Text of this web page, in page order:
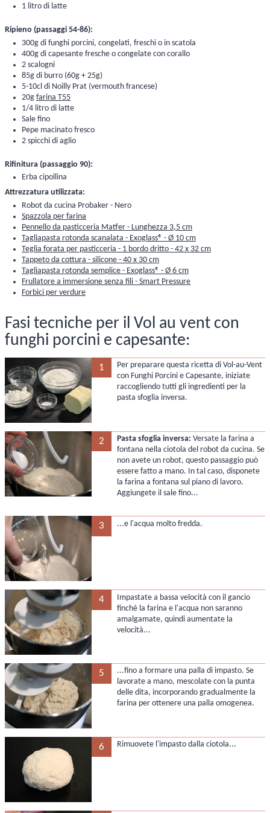
1 litro di latte
Ripieno (passaggi 54-86):
300g di funghi porcini, congelati, freschi o in scatola
400g di capesante fresche o congelate con corallo
2 scalogni
85g di burro (60g + 25g)
5-10cl di Noilly Prat (vermouth francese)
20g farina T55
1/4 litro di latte
Sale fino
Pepe macinato fresco
2 spicchi di aglio
Rifinitura (passaggio 90):
Erba cipollina
Attrezzatura utilizzata:
Robot da cucina Probaker - Nero
Spazzola per farina
Pennello da pasticceria Matfer - Lunghezza 3,5 cm
Tagliapasta rotonda scanalata - Exoglass® - Ø 10 cm
Teglia forata per pasticceria - 1 bordo dritto - 42 x 32 cm
Tappeto da cottura - silicone - 40 x 30 cm
Tagliapasta rotonda semplice - Exoglass® - Ø 6 cm
Frullatore a immersione senza fili - Smart Pressure
Forbici per verdure
Fasi tecniche per il Vol au vent con
funghi porcini e capesante:
1
Per preparare questa ricetta di Vol-au-Vent
con Funghi Porcini e Capesante, iniziate
raccogliendo tutti gli ingredienti per la
pasta sfoglia inversa.
2 Pasta sfoglia inversa: Versate la farina a
fontana nella ciotola del robot da cucina. Se
non avete un robot, questo passaggio può
essere fatto a mano. In tal caso, disponete
la farina a fontana sul piano di lavoro.
Aggiungete il sale fino...
3 ...e l'acqua molto fredda.
4
Impastate a bassa velocità con il gancio
finché la farina e l'acqua non saranno
amalgamate, quindi aumentate la
velocità...
5
...fino a formare una palla di impasto. Se
lavorate a mano, mescolate con la punta
delle dita, incorporando gradualmente la
farina per ottenere una palla omogenea.
6 Rimuovete l'impasto dalla ciotola...